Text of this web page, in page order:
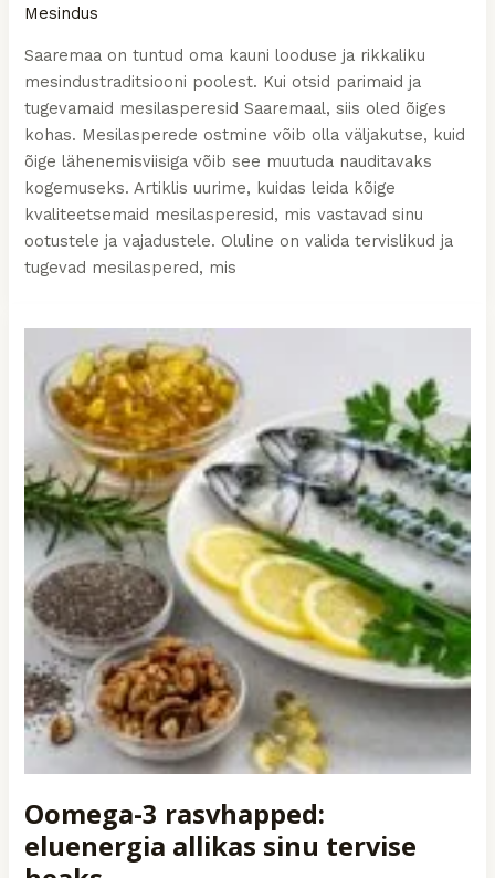
Mesindus
Saaremaa on tuntud oma kauni looduse ja rikkaliku
mesindustraditsiooni poolest. Kui otsid parimaid ja
tugevamaid mesilasperesid Saaremaal, siis oled õiges
kohas. Mesilasperede ostmine võib olla väljakutse, kuid
õige lähenemisviisiga võib see muutuda nauditavaks
kogemuseks. Artiklis uurime, kuidas leida kõige
kvaliteetsemaid mesilasperesid, mis vastavad sinu
ootustele ja vajadustele. Oluline on valida tervislikud ja
tugevad mesilaspered, mis
Oomega-3 rasvhapped:
eluenergia allikas sinu tervise